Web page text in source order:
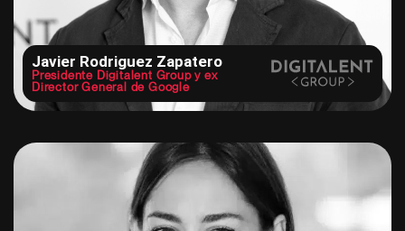
Javier Rodriguez Zapatero
Presidente Digitalent Group y ex
Director General de Google